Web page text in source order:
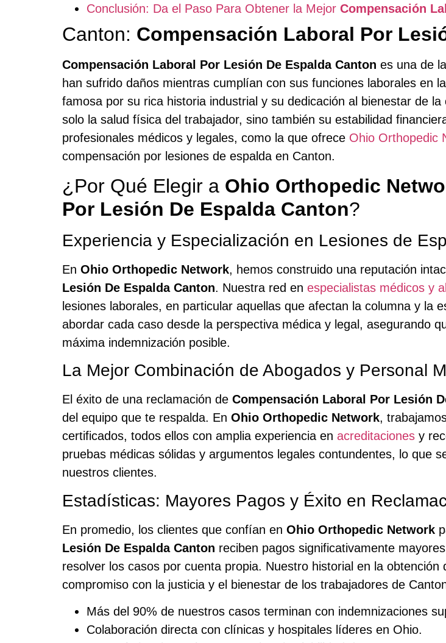
Conclusión: Da el Paso Para Obtener la Mejor Compensación
Canton: Compensación Laboral Por
Compensación Laboral Por Lesión De Espalda Canton es una de
han sufrido daños mientras cumplían con sus funciones laborales en
famosa por su rica historia industrial y su dedicación al bienestar de
solo la salud física del trabajador, sino también su estabilidad
profesionales médicos y legales, como la que ofrece Ohio Orthopedic
compensación por lesiones de espalda en Canton.
¿Por Qué Elegir a Ohio Orthopedic
Por Lesión De Espalda Canton?
Experiencia y Especialización en Lesiones de
En Ohio Orthopedic Network, hemos construido una reputación
Lesión De Espalda Canton. Nuestra red en especialistas médicos y
lesiones laborales, en particular aquellas que afectan la columna y la
abordar cada caso desde la perspectiva médica y legal, asegurando
máxima indemnización posible.
La Mejor Combinación de Abogados y Personal
El éxito de una reclamación de Compensación Laboral Por Lesión
del equipo que te respalda. En Ohio Orthopedic Network,
certificados, todos ellos con amplia experiencia en acreditaciones y
pruebas médicas sólidas y argumentos legales contundentes, lo que
nuestros clientes.
Estadísticas: Mayores Pagos y Éxito en
En promedio, los clientes que confían en Ohio Orthopedic Network
Lesión De Espalda Canton reciben pagos significativamente
resolver los casos por cuenta propia. Nuestro historial en la
compromiso con la justicia y el bienestar de los trabajadores de
Más del 90% de nuestros casos terminan con indemnizaciones
Colaboración directa con clínicas y hospitales líderes en Ohio.